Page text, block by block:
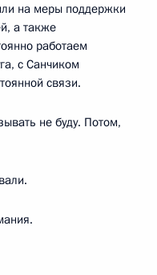
на меры поддержки
а также
работаем
с Санчиком
связи.
не буду. Потом,